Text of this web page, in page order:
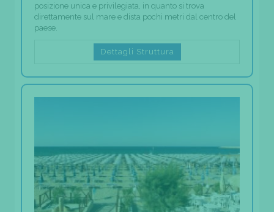
posizione unica e privilegiata, in quanto si trova
direttamente sul mare e dista pochi metri dal centro del
paese.
Dettagli Struttura